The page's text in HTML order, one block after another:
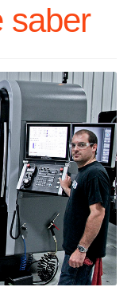
saber